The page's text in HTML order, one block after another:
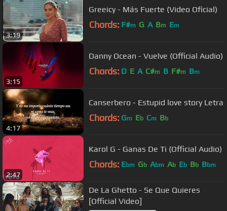
3:19
Greeicy - Más Fuerte (Video Oficial)
Chords: F#m G A Bm Em
3:15
Danny Ocean - Vuelve (Official Audio)
Chords: D E A C#m B F#m Bm
4:17
Canserbero - Estupid love story Letra
Chords: Gm Eb Cm Bb
2:47
Karol G - Ganas De Ti (Official Audio)
Chords: Ebm Gb Abm Ab Eb Bb Bbm
De La Ghetto - Se Que Quieres
[Official Video]